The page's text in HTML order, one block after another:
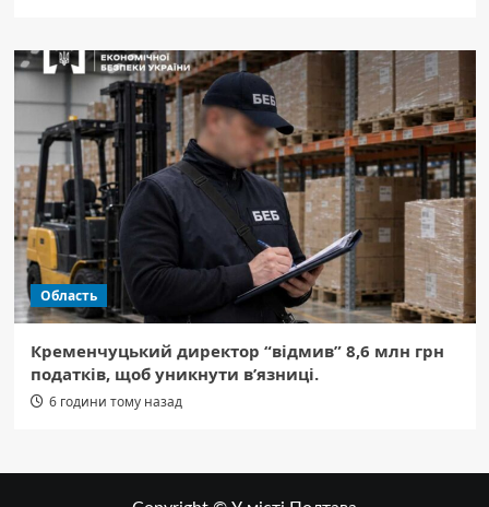
Область
Кременчуцький директор “відмив” 8,6 млн грн
податків, щоб уникнути в’язниці.
6 години тому назад